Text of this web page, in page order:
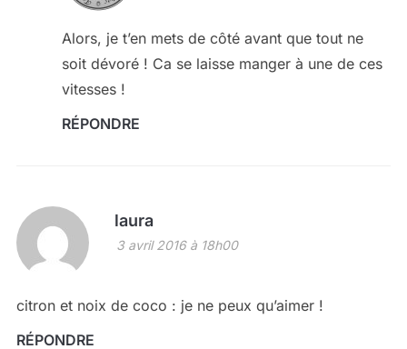
Alors, je t’en mets de côté avant que tout ne
soit dévoré ! Ca se laisse manger à une de ces
vitesses !
RÉPONDRE
laura
3 avril 2016 à 18h00
citron et noix de coco : je ne peux qu’aimer !
RÉPONDRE